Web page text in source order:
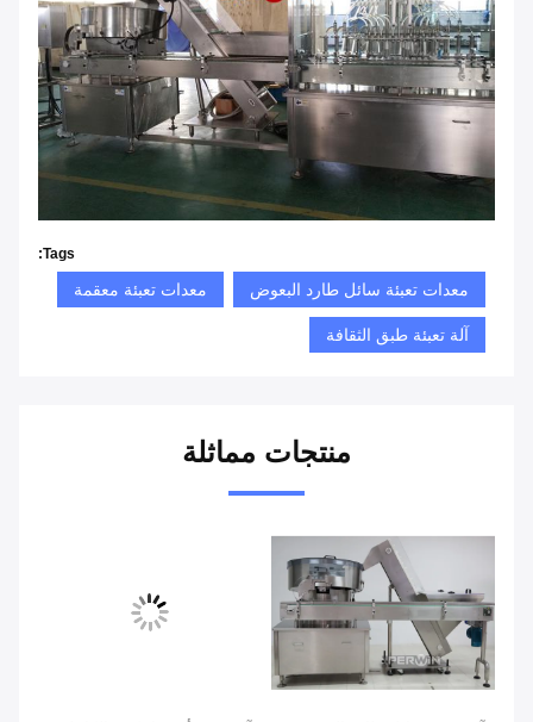
Tags:
معدات تعبئة سائل طارد البعوض معدات تعبئة معقمة
آلة تعبئة طبق الثقافة
منتجات مماثلة